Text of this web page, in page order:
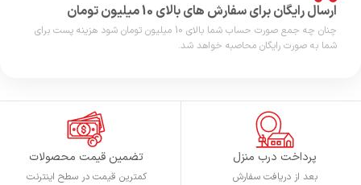
ارسال رایگان برای سفارش های بالای 10 میلیون تومان
چنان چه جمع صورت حساب شما بالای 10 میلیون تومان شود هزینه پست برای
شما به صورت رایگان محاصبه خواهد شد.
پرداخت درب منزل
بعد از دریافت سفارش
تضمین قیمت محصولات
کمترین قیمت در سطح اینترنت